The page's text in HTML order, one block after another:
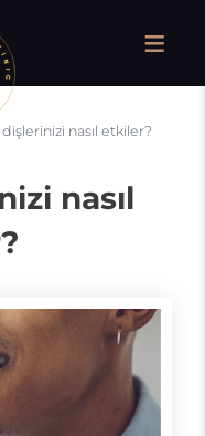
nasıl etkiler?
nasıl